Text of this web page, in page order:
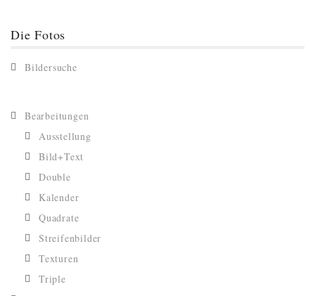
Die Fotos
Bildersuche
Bearbeitungen
Ausstellung
Bild+Text
Double
Kalender
Quadrate
Streifenbilder
Texturen
Triple